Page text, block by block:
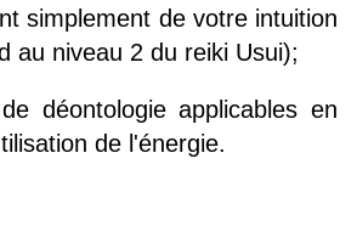
simplement de votre intuition
au niveau 2 du reiki Usui);
déontologie applicables en
de l'énergie.